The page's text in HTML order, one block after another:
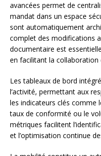
avancées permet de
mandat dans un espace
sont automatiquement
complet des modifications
documentaire est
en facilitant la collaboration
Les tableaux de bord
l’activité, permettant aux
les indicateurs clés comme
taux de conformité ou le
métriques facilitent
et l’optimisation continue